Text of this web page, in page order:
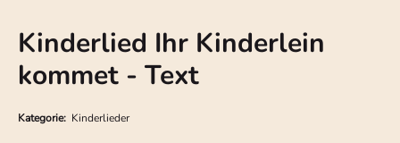
Kinderlied Ihr Kinderlein
kommet - Text
Kategorie: Kinderlieder